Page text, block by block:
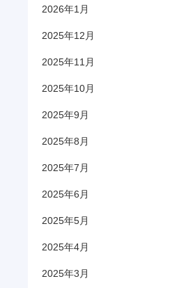
2026年1月
2025年12月
2025年11月
2025年10月
2025年9月
2025年8月
2025年7月
2025年6月
2025年5月
2025年4月
2025年3月